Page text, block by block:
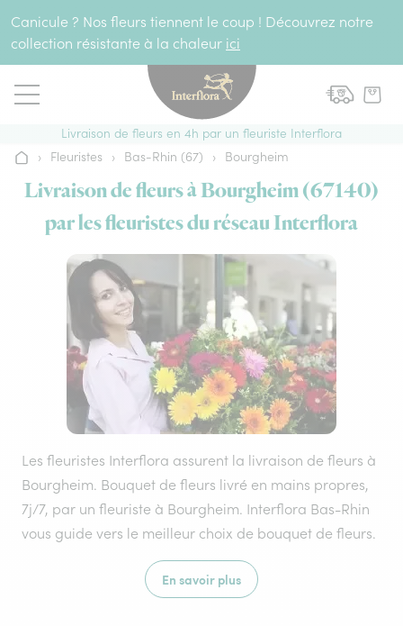
Canicule ? Nos fleurs tiennent le coup ! Découvrez notre
collection résistante à la chaleur ici
Livraison de fleurs en 4h par un fleuriste Interflora
Accueil
› Fleuristes › Bas-Rhin (67) › Bourgheim
Livraison de fleurs à Bourgheim (67140)
par les fleuristes du réseau Interflora
Les fleuristes Interflora assurent la livraison de fleurs à
Bourgheim. Bouquet de fleurs livré en mains propres,
7j/7, par un fleuriste à Bourgheim. Interflora Bas-Rhin
vous guide vers le meilleur choix de bouquet de fleurs.
En savoir plus